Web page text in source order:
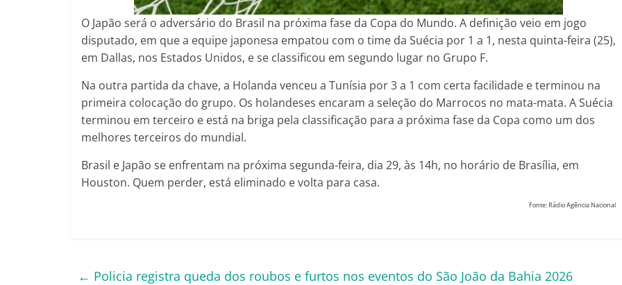
O Japão será o adversário do Brasil na próxima fase da Copa do Mundo. A definição veio em jogo
disputado, em que a equipe japonesa empatou com o time da Suécia por 1 a 1, nesta quinta-feira (25),
em Dallas, nos Estados Unidos, e se classificou em segundo lugar no Grupo F.
Na outra partida da chave, a Holanda venceu a Tunísia por 3 a 1 com certa facilidade e terminou na
primeira colocação do grupo. Os holandeses encaram a seleção do Marrocos no mata-mata. A Suécia
terminou em terceiro e está na briga pela classificação para a próxima fase da Copa como um dos
melhores terceiros do mundial.
Brasil e Japão se enfrentam na próxima segunda-feira, dia 29, às 14h, no horário de Brasília, em
Houston. Quem perder, está eliminado e volta para casa.
Fonte: Rádio Agência Nacional
← Policia registra queda dos roubos e furtos nos eventos do São João da Bahia 2026